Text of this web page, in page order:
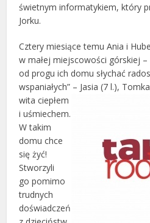
świetnym informatykiem, który
Jorku.
Cztery miesiące temu Ania i
w małej miejscowości górskiej –
od progu ich domu słychać
wspaniałych” – Jasia (7 l.),
wita ciepłem
i uśmiechem.
W takim
domu chce
się żyć!
Stworzyli
go pomimo
trudnych
doświadczeń